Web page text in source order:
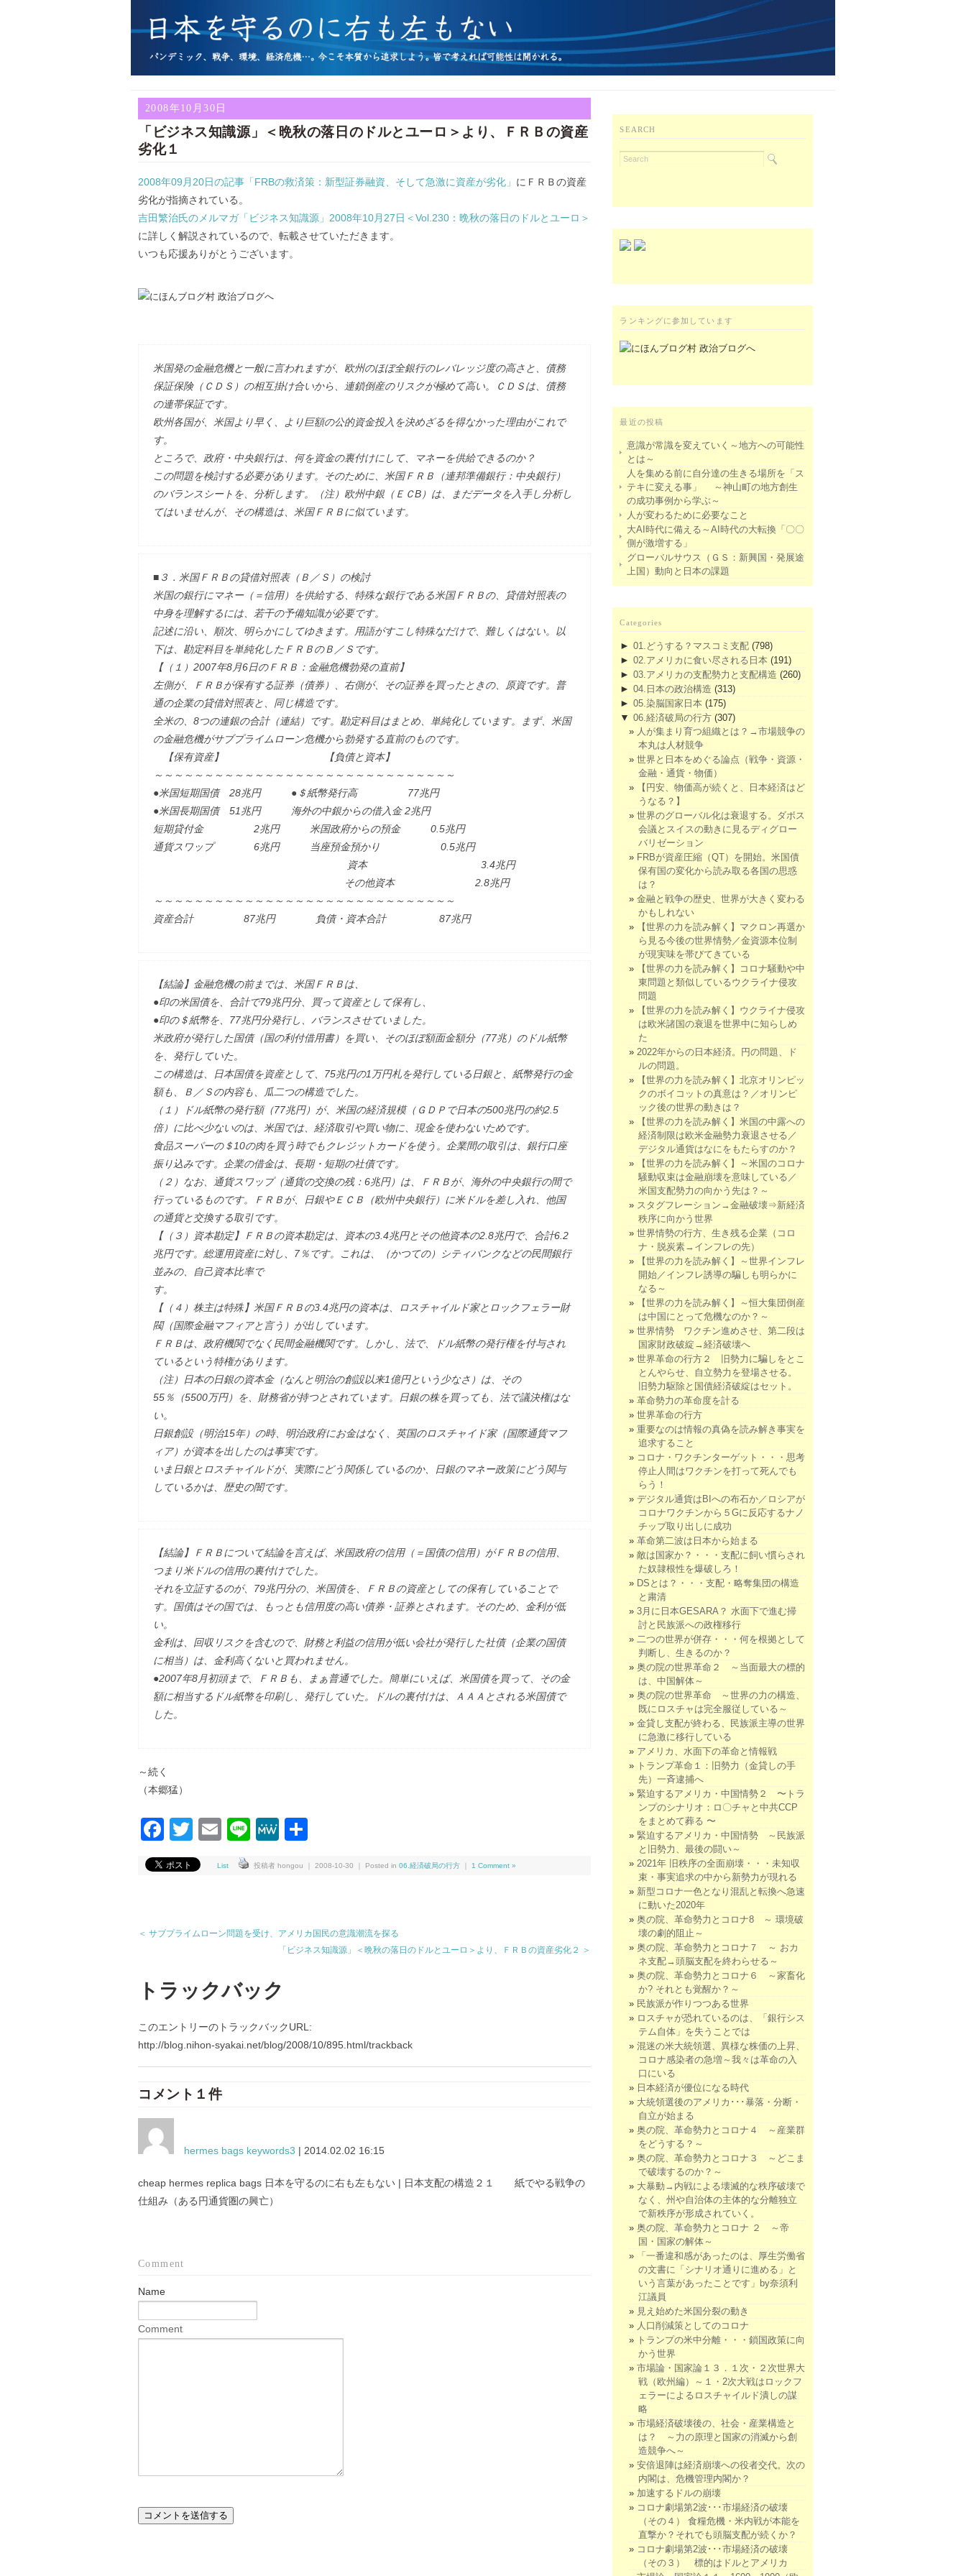
2008年10月30日
「ビジネス知識源」＜晩秋の落日のドルとユーロ＞より、ＦＲＢの資産
劣化１
2008年09月20日の記事「FRBの救済策：新型証券融資、そして急激に資産が劣化」 にＦＲＢの資産
劣化が指摘されている。
吉田繁治氏のメルマガ「ビジネス知識源」2008年10月27日＜Vol.230：晩秋の落日のドルとユーロ＞
に詳しく解説されているので、転載させていただきます。
いつも応援ありがとうございます。
米国発の金融危機と一般に言われますが、欧州のほぼ全銀行のレバレッジ度の高さと、債務
保証保険（ＣＤＳ）の相互掛け合いから、連鎖倒産のリスクが極めて高い。ＣＤＳは、債務
の連帯保証です。
欧州各国が、米国より早く、より巨額の公的資金投入を決めざるを得なかった理由がこれで
す。
ところで、政府・中央銀行は、何を資金の裏付けにして、マネーを供給できるのか？
この問題を検討する必要があります。そのために、米国ＦＲＢ（連邦準備銀行：中央銀行）
のバランスシートを、分析します。（注）欧州中銀（ＥＣB）は、まだデータを入手し分析し
てはいませんが、その構造は、米国ＦＲＢに似ています。
■３．米国ＦＲＢの貸借対照表（Ｂ／Ｓ）の検討
米国の銀行にマネー（＝信用）を供給する、特殊な銀行である米国ＦＲＢの、貸借対照表の
中身を理解するには、若干の予備知識が必要です。
記述に沿い、順次、明らかにしてゆきます。用語がすこし特殊なだけで、難しくはない。以
下は、勘定科目を単純化したＦＲＢのＢ／Ｓです。
【（１）2007年8月6日のＦＲＢ：金融危機勃発の直前】
左側が、ＦＲＢが保有する証券（債券）、右側が、その証券を買ったときの、原資です。普
通の企業の貸借対照表と、同じ構造です。
全米の、8つの連銀の合計（連結）です。勘定科目はまとめ、単純化しています。まず、米国
の金融危機がサブプライムローン危機から勃発する直前のものです。
【保有資産】 【負債と資本】
～～～～～～～～～～～～～～～～～～～～～～～～～～～～～～
●米国短期国債 28兆円 ●＄紙幣発行高 77兆円
●米国長期国債 51兆円 海外の中銀からの借入金 2兆円
短期貸付金 2兆円 米国政府からの預金 0.5兆円
通貨スワップ 6兆円 当座預金預かり 0.5兆円
資本 3.4兆円
その他資本 2.8兆円
～～～～～～～～～～～～～～～～～～～～～～～～～～～～～～
資産合計 87兆円 負債・資本合計 87兆円
【結論】金融危機の前までは、米国ＦＲＢは、
●印の米国債を、合計で79兆円分、買って資産として保有し、
●印の＄紙幣を、77兆円分発行し、バランスさせていました。
米政府が発行した国債（国の利付借用書）を買い、そのほぼ額面金額分（77兆）のドル紙幣
を、発行していた。
この構造は、日本国債を資産として、75兆円の1万円札を発行している日銀と、紙幣発行の金
額も、Ｂ／Ｓの内容も、瓜二つの構造でした。
（１）ドル紙幣の発行額（77兆円）が、米国の経済規模（ＧＤＰで日本の500兆円の約2.5
倍）に比べ少ないのは、米国では、経済取引や買い物に、現金を使わないためです。
食品スーパーの＄10の肉を買う時でもクレジットカードを使う。企業間の取引は、銀行口座
振り込みです。企業の借金は、長期・短期の社債です。
（２）なお、通貨スワップ（通貨の交換の残：6兆円）は、ＦＲＢが、海外の中央銀行の間で
行っているものです。ＦＲＢが、日銀やＥＣＢ（欧州中央銀行）に米ドルを差し入れ、他国
の通貨と交換する取引です。
【（３）資本勘定】ＦＲＢの資本勘定は、資本の3.4兆円とその他資本の2.8兆円で、合計6.2
兆円です。総運用資産に対し、7％です。これは、（かつての）シティバンクなどの民間銀行
並みの、自己資本比率で
す。
【（４）株主は特殊】米国ＦＲＢの3.4兆円の資本は、ロスチャイルド家とロックフェラー財
閥（国際金融マフィアと言う）が出しています。
ＦＲＢは、政府機関でなく民間金融機関です。しかし、法で、ドル紙幣の発行権を付与され
ているという特権があります。
（注）日本の日銀の資本金（なんと明治の創設以来1億円という少なさ）は、その
55％（5500万円）を、財務省が持つとされています。日銀の株を買っても、法で議決権はな
い。
日銀創設（明治15年）の時、明治政府にお金はなく、英国のロスチャイド家（国際通貨マフ
ィア）が資本を出したのは事実です。
いま日銀とロスチャイルドが、実際にどう関係しているのか、日銀のマネー政策にどう関与
しているかは、歴史の闇です。
【結論】ＦＲＢについて結論を言えば、米国政府の信用（＝国債の信用）がＦＲＢの信用、
つまり米ドルの信用の裏付けでした。
それを立証するのが、79兆円分の、米国債を、ＦＲＢの資産としての保有していることで
す。国債はその国では、もっとも信用度の高い債券・証券とされます。そのため、金利が低
い。
金利は、回収リスクを含むので、財務と利益の信用が低い会社が発行した社債（企業の国債
に相当）は、金利高くないと買われません。
●2007年8月初頭まで、ＦＲＢも、まぁ普通でした。簡単にいえば、米国債を買って、その金
額に相当するドル紙幣を印刷し、発行していた。ドルの裏付けは、ＡＡＡとされる米国債で
した。
～続く
（本郷猛）
Facebook
Twitter
Email
LineMeWe
List 投稿者 hongou ｜ 2008-10-30 ｜ Posted in 06.経済破局の行方 1 Comment »
＜ サブプライムローン問題を受け、アメリカ国民の意識潮流を探る
「ビジネス知識源」＜晩秋の落日のドルとユーロ＞より、ＦＲＢの資産劣化２ ＞
トラックバック
このエントリーのトラックバックURL:
http://blog.nihon-syakai.net/blog/2008/10/895.html/trackback
コメント１件
hermes bags keywords3 | 2014.02.02 16:15
cheap hermes replica bags 日本を守るのに右も左もない | 日本支配の構造２１ 紙でやる戦争の
仕組み（ある円通貨圏の興亡）
Comment
Name
Comment
SEARCH
ランキングに参加しています
最近の投稿
意識が常識を変えていく～地方への可能性
とは～
人を集める前に自分達の生きる場所を「ス
テキに変える事」 ～神山町の地方創生
の成功事例から学ぶ～
人が変わるために必要なこと
大AI時代に備える～AI時代の大転換「〇〇
側が激増する」
グローバルサウス（ＧＳ：新興国・発展途
上国）動向と日本の課題
Categories
► 01.どうする？マスコミ支配 (798)
► 02.アメリカに食い尽される日本 (191)
► 03.アメリカの支配勢力と支配構造 (260)
► 04.日本の政治構造 (313)
► 05.染脳国家日本 (175)
▼ 06.経済破局の行方 (307)
人が集まり育つ組織とは？→市場競争の
本丸は人材競争
世界と日本をめぐる論点（戦争・資源・
金融・通貨・物価）
【円安、物価高が続くと、日本経済はど
うなる？】
世界のグローバル化は衰退する。ダボス
会議とスイスの動きに見るディグロー
バリゼーション
FRBが資産圧縮（QT）を開始。米国債
保有国の変化から読み取る各国の思惑
は？
金融と戦争の歴史、世界が大きく変わる
かもしれない
【世界の力を読み解く】マクロン再選か
ら見る今後の世界情勢／金資源本位制
が現実味を帯びてきている
【世界の力を読み解く】コロナ騒動や中
東問題と類似しているウクライナ侵攻
問題
【世界の力を読み解く】ウクライナ侵攻
は欧米諸国の衰退を世界中に知らしめ
た
2022年からの日本経済。円の問題、ド
ルの問題。
【世界の力を読み解く】北京オリンピッ
クのボイコットの真意は？／オリンピ
ック後の世界の動きは？
【世界の力を読み解く】米国の中露への
経済制限は欧米金融勢力衰退させる／
デジタル通貨はなにをもたらすのか？
【世界の力を読み解く】～米国のコロナ
騒動収束は金融崩壊を意味している／
米国支配勢力の向かう先は？～
スタグフレーション→金融破壊⇒新経済
秩序に向かう世界
世界情勢の行方、生き残る企業（コロ
ナ・脱炭素→インフレの先）
【世界の力を読み解く】～世界インフレ
開始／インフレ誘導の騙しも明らかに
なる～
【世界の力を読み解く】～恒大集団倒産
は中国にとって危機なのか？～
世界情勢 ワクチン進めさせ、第二段は
国家財政破綻→経済破壊へ
世界革命の行方２ 旧勢力に騙しをとこ
とんやらせ、自立勢力を登場させる。
旧勢力駆除と国債経済破綻はセット。
革命勢力の革命度を計る
世界革命の行方
重要なのは情報の真偽を読み解き事実を
追求すること
コロナ・ワクチンターゲット・・・思考
停止人間はワクチンを打って死んでも
らう！
デジタル通貨はBIへの布石か／ロシアが
コロナワクチンから５Gに反応するナノ
チップ取り出しに成功
革命第二波は日本から始まる
敵は国家か？・・・支配に飼い慣らされ
た奴隷根性を爆破しろ！
DSとは？・・・支配・略奪集団の構造
と粛清
3月に日本GESARA？ 水面下で進む掃
討と民族派への政権移行
二つの世界が併存・・・何を根拠として
判断し、生きるのか？
奥の院の世界革命２ ～当面最大の標的
は、中国解体～
奥の院の世界革命 ～世界の力の構造、
既にロスチャは完全服従している～
金貸し支配が終わる、民族派主導の世界
に急激に移行している
アメリカ、水面下の革命と情報戦
トランプ革命１：旧勢力（金貸しの手
先）一斉逮捕へ
緊迫するアメリカ・中国情勢２ 〜トラ
ンプのシナリオ：ロ〇チャと中共CCP
をまとめて葬る 〜
緊迫するアメリカ・中国情勢 ～民族派
と旧勢力、最後の闘い～
2021年 旧秩序の全面崩壊・・・未知収
束・事実追求の中から新勢力が現れる
新型コロナ一色となり混乱と転換へ急速
に動いた2020年
奥の院、革命勢力とコロナ8 ～ 環境破
壊の劇的阻止～
奥の院、革命勢力とコロナ７ ～ おカ
ネ支配→頭脳支配を終わらせる～
奥の院、革命勢力とコロナ６ ～家畜化
か? それとも覚醒か？～
民族派が作りつつある世界
ロスチャが恐れているのは、「銀行シス
テム自体」を失うことでは
混迷の米大統領選、異様な株価の上昇、
コロナ感染者の急増～我々は革命の入
口にいる
日本経済が優位になる時代
大統領選後のアメリカ･･･暴落・分断・
自立が始まる
奥の院、革命勢力とコロナ４ ～産業群
をどうする？～
奥の院、革命勢力とコロナ３ ～どこま
で破壊するのか？～
大暴動→内戦による壊滅的な秩序破壊で
なく、州や自治体の主体的な分離独立
で新秩序が形成されていく。
奥の院、革命勢力とコロナ ２ ～帝
国・国家の解体～
「一番違和感があったのは、厚生労働省
の文書に「シナリオ通りに進める」と
いう言葉があったことです」by奈須利
江議員
見え始めた米国分裂の動き
人口削減策としてのコロナ
トランプの米中分離・・・鎖国政策に向
かう世界
市場論・国家論１３．１次・２次世界大
戦（欧州編）～１・2次大戦はロックフ
ェラーによるロスチャイルド潰しの謀
略
市場経済破壊後の、社会・産業構造と
は？ ～力の原理と国家の消滅から創
造競争へ～
安倍退陣は経済崩壊への役者交代。次の
内閣は、危機管理内閣か？
加速するドルの崩壊
コロナ劇場第2波･･･市場経済の破壊
（その４） 食糧危機・米内戦が本能を
直撃か？それでも頭脳支配が続くか？
コロナ劇場第2波･･･市場経済の破壊
（その３） 標的はドルとアメリカ